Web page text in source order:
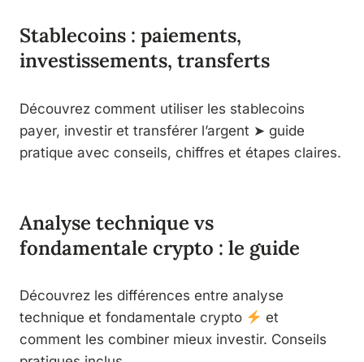
Stablecoins : paiements,
investissements, transferts
Découvrez comment utiliser les stablecoins
payer, investir et transférer l’argent ➤ guide
pratique avec conseils, chiffres et étapes claires.
Analyse technique vs
fondamentale crypto : le guide
Découvrez les différences entre analyse
technique et fondamentale crypto
et
comment les combiner mieux investir. Conseils